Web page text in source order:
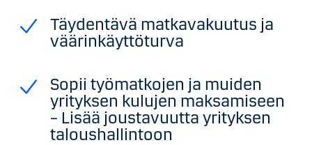
Täydentävä matkavakuutus ja
väärinkäyttöturva
Sopii työmatkojen ja muiden
yrityksen kulujen maksamiseen
– Lisää joustavuutta yrityksen
taloushallintoon